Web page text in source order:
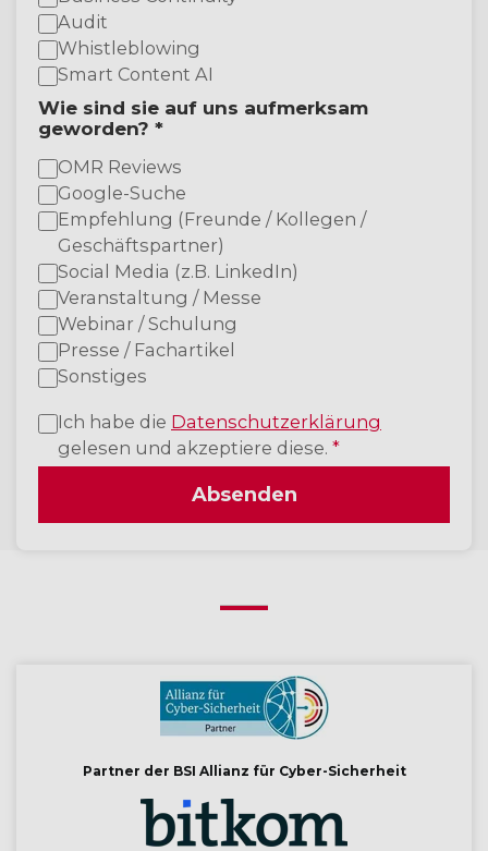
Audit
Whistleblowing
Smart Content AI
Wie sind sie auf uns aufmerksam
geworden? *
OMR Reviews
Google-Suche
Empfehlung (Freunde / Kollegen /
Geschäftspartner)
Social Media (z.B. LinkedIn)
Veranstaltung / Messe
Webinar / Schulung
Presse / Fachartikel
Sonstiges
Ich habe die Datenschutzerklärung
gelesen und akzeptiere diese. *
Absenden
Partner der BSI Allianz für Cyber-Sicherheit